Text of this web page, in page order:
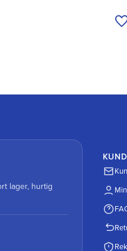
lager, hurtig